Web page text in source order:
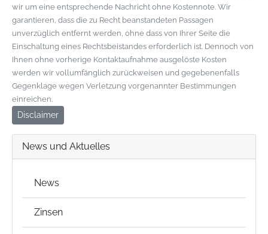
wir um eine entsprechende Nachricht ohne Kostennote. Wir
garantieren, dass die zu Recht beanstandeten Passagen
unverzüglich entfernt werden, ohne dass von Ihrer Seite die
Einschaltung eines Rechtsbeistandes erforderlich ist. Dennoch von
Ihnen ohne vorherige Kontaktaufnahme ausgelöste Kosten
werden wir vollumfänglich zurückweisen und gegebenenfalls
Gegenklage wegen Verletzung vorgenannter Bestimmungen
einreichen.
Disclaimer
News und Aktuelles
News
Zinsen